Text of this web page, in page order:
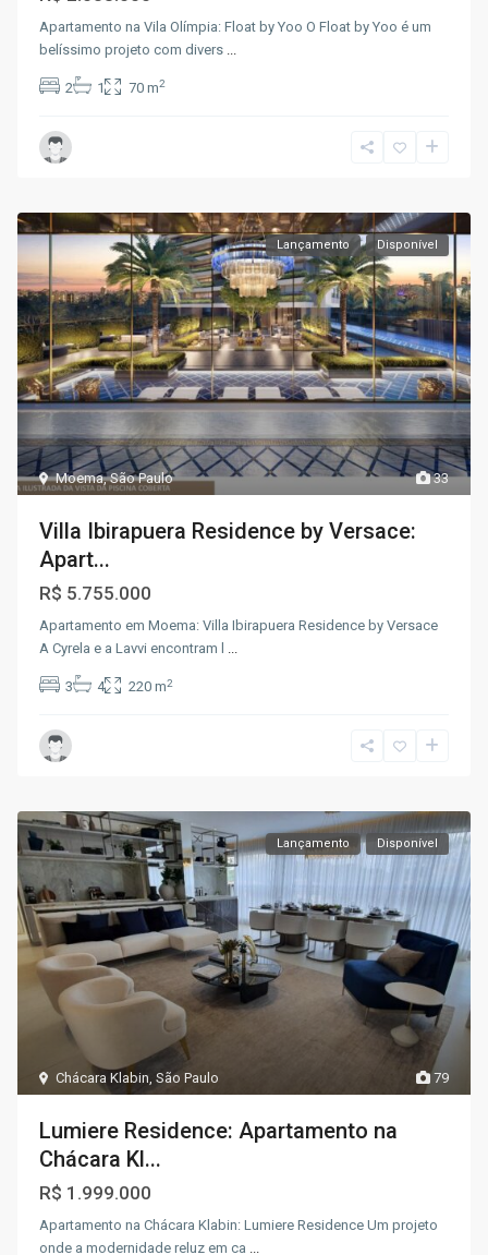
Apartamento na Vila Olímpia: Float by Yoo O Float by Yoo é um
belíssimo projeto com divers
2 1 70 m2
33
Moema,São Paulo
Lançamento Disponível
Villa Ibirapuera Residence by Versace:
Apart...
R$ 5.755.000
Apartamento em Moema: Villa Ibirapuera Residence by Versace
A Cyrela e a Lavvi encontram l ...
3 4 220 m2
79
Chácara Klabin,São Paulo
Lançamento Disponível
Lumiere Residence: Apartamento na
Chácara Kl...
R$ 1.999.000
Apartamento na Chácara Klabin: Lumiere Residence Um projeto
onde a modernidade reluz em ca ...